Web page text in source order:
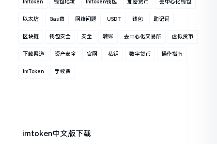
Imtoken 钱包地址 Imtoken钱包 加密货币 去中心化钱包
以太坊 Gas费 网络问题 USDT 钱包 助记词
区块链 钱包安全 安全 转账 去中心化交易所 虚拟货币
下载渠道 资产安全 官网 私钥 数字货币 操作指南
ImToken 手续费
imtoken中文版下载